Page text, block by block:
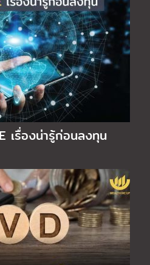
เรื่องน่ารู้ก่อนลงทุน